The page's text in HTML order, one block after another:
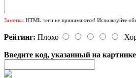
Заметка: HTML теги не принимаются! Используйте
Рейтинг: Плохо
Введите код, указанный на